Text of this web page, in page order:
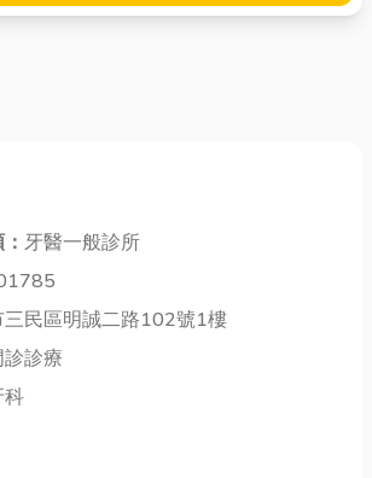
牙醫一般診所
三民區明誠二路102號1樓
診診療
科